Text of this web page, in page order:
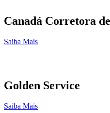
Canadá Corretora
Saiba Mais
Golden Service
Saiba Mais